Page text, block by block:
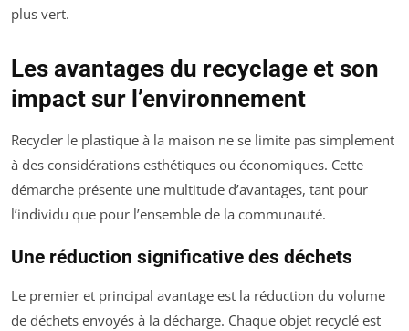
plus vert.
Les avantages du recyclage et son
impact sur l’environnement
Recycler le plastique à la maison ne se limite pas simplement
à des considérations esthétiques ou économiques. Cette
démarche présente une multitude d’avantages, tant pour
l’individu que pour l’ensemble de la communauté.
Une réduction significative des déchets
Le premier et principal avantage est la réduction du volume
de déchets envoyés à la décharge. Chaque objet recyclé est